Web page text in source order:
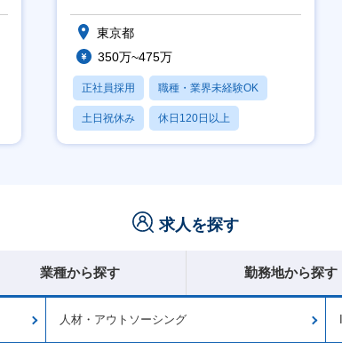
東京都
350万~475万
正社員採用 職種・業界未経験OK
土日祝休み 休日120日以上
産休・育休あり
求人を探す
業種から探す 勤務地から探す
人材・アウトソーシング